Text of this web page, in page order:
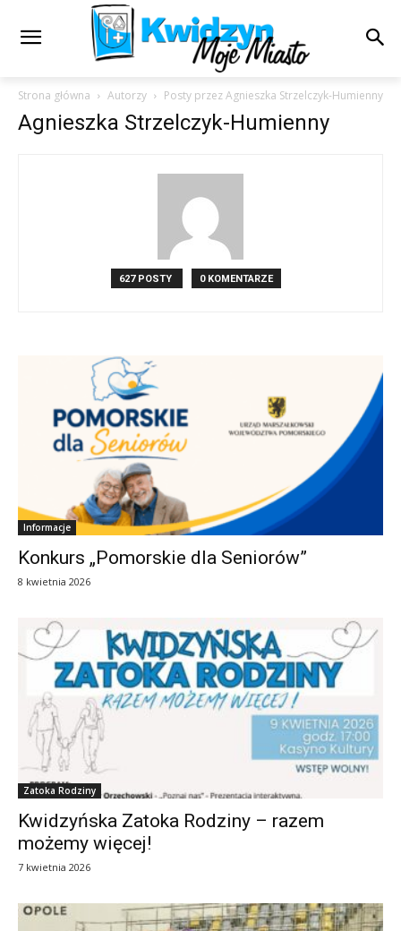
Strona główna Autorzy Posty przez Agnieszka Strzelczyk-Humienny
Agnieszka Strzelczyk-Humienny
627 POSTY 0 KOMENTARZE
Informacje
Konkurs „Pomorskie dla Seniorów”
8 kwietnia 2026
Zatoka Rodziny
Kwidzyńska Zatoka Rodziny – razem
możemy więcej!
7 kwietnia 2026